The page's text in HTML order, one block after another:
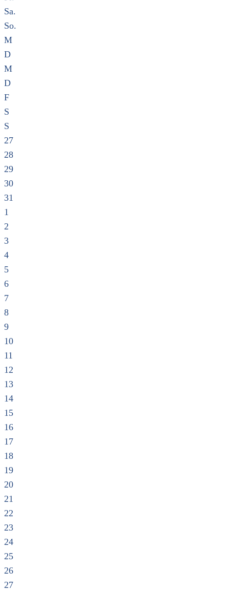
Sa.
So.
M
D
M
D
F
S
S
27
28
29
30
31
1
2
3
4
5
6
7
8
9
10
11
12
13
14
15
16
17
18
19
20
21
22
23
24
25
26
27